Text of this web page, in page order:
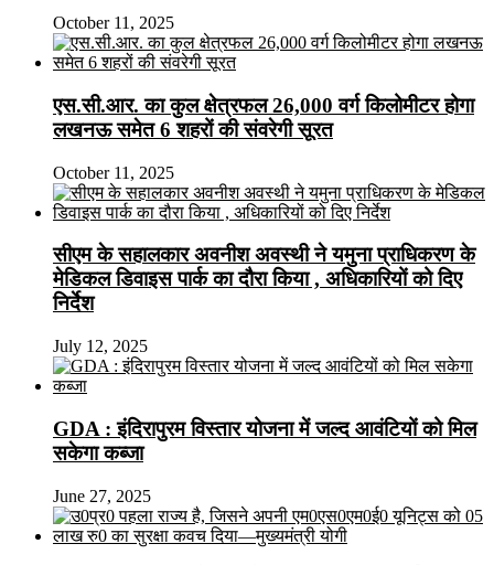
October 11, 2025
एस.सी.आर. का कुल क्षेत्रफल 26,000 वर्ग किलोमीटर होगा
लखनऊ समेत 6 शहरों की संवरेगी सूरत
October 11, 2025
सीएम के सहालकार अवनीश अवस्थी ने यमुना प्राधिकरण के
मेडिकल डिवाइस पार्क का दौरा किया , अधिकारियों को दिए
निर्देश
July 12, 2025
GDA : इंदिरापुरम विस्तार योजना में जल्द आवंटियों को मिल
सकेगा कब्जा
June 27, 2025